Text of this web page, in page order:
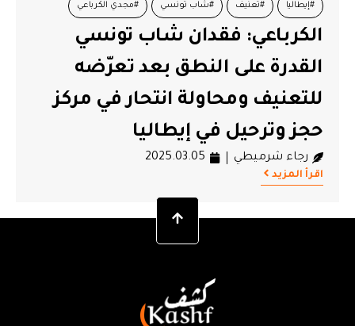
#إيطاليا #تعنيف #شاب تونسي #مجدي الكرباعي
#محاولة انتحار
الكرباعي: فقدان شاب تونسي
القدرة على النطق بعد تعرّضه
للتعنيف ومحاولة انتحار في مركز
حجز وترحيل في إيطاليا
رجاء شرميطي 2025.03.05
اقرأ المزيد